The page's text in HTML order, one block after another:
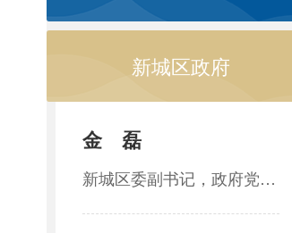
新城区政府
金 磊
新城区委副书记，政府党组书记、区长